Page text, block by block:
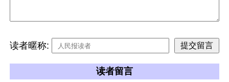
读者暱称:
读者留言